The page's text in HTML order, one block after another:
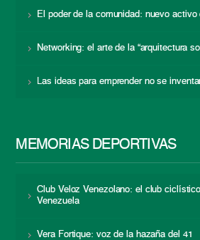
El poder de la comunidad: nuevo activo
Networking: el arte de la “arquitectura
Las ideas para emprender no se
MEMORIAS DEPORTIVAS
Club Veloz Venezolano: el club
Venezuela
Vera Fortique: voz de la hazaña del 41